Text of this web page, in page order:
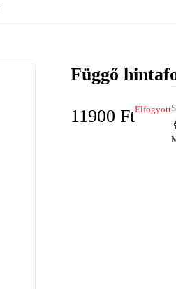
Függő
11900 FtElfogyott